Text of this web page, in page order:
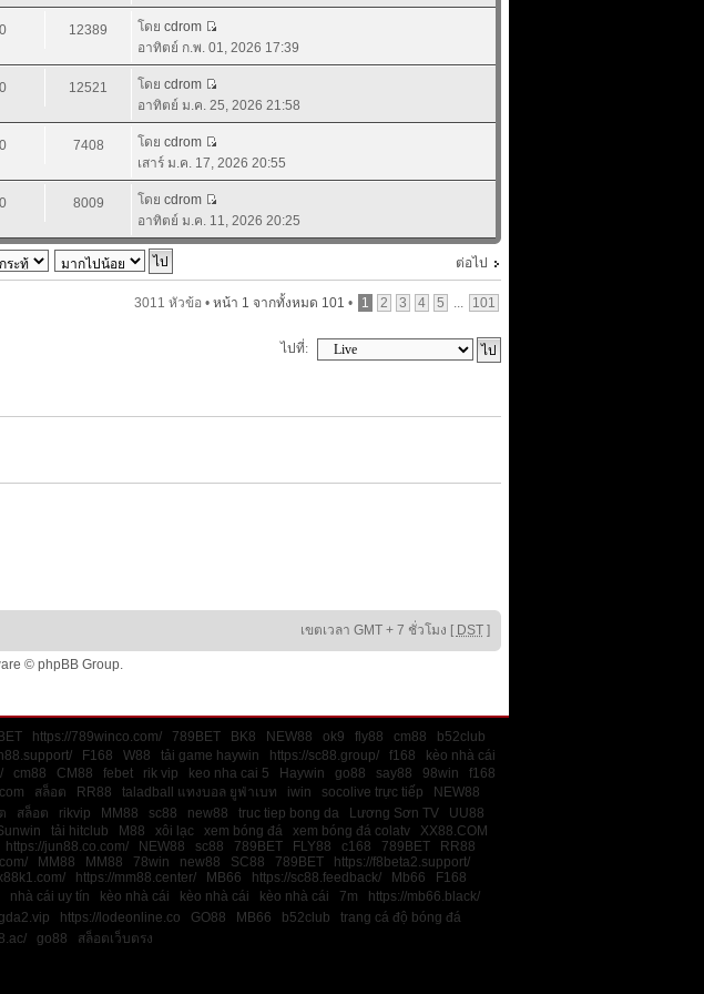
0 12389 โดย cdrom
อาทิตย์ ก.พ. 01, 2026 17:39
0 12521 โดย cdrom
อาทิตย์ ม.ค. 25, 2026 21:58
0 7408 โดย cdrom
เสาร์ ม.ค. 17, 2026 20:55
0 8009 โดย cdrom
อาทิตย์ ม.ค. 11, 2026 20:25
ต่อไป
3011 หัวข้อ • หน้า 1 จากทั้งหมด 101 • 1 2 3 4 5 ... 101
ไปที่:
เขตเวลา GMT + 7 ชั่วโมง [ DST]
© phpBB Group.
https://789winco.com/ 789BET BK8 NEW88 ok9 fly88 cm88
b52club
F168 W88 tải game haywin https://sc88.group/ f168
kèo nhà cái
cm88 CM88 febet rik vip keo nha cai 5 Haywin go88 say88 98win
f168
สล็อต RR88 taladball แทงบอล ยูฟ่าเบท iwin socolive trực tiếp
NEW88
สล็อต rikvip MM88 sc88 new88 truc tiep bong da Lương Sơn TV
UU88
tải hitclub M88 xôi lạc xem bóng đá xem bóng đá colatv
XX88.COM
https://jun88.co.com/ NEW88 sc88 789BET FLY88 c168 789BET
RR88
MM88 MM88 78win new88 SC88 789BET
https://f8beta2.support/
https://mm88.center/ MB66 https://sc88.feedback/ Mb66
F168
nhà cái uy tín kèo nhà cái kèo nhà cái kèo nhà cái 7m
https://mb66.black/
https://lodeonline.co GO88 MB66 b52club
trang cá độ bóng đá
go88 สล็อตเว็บตรง